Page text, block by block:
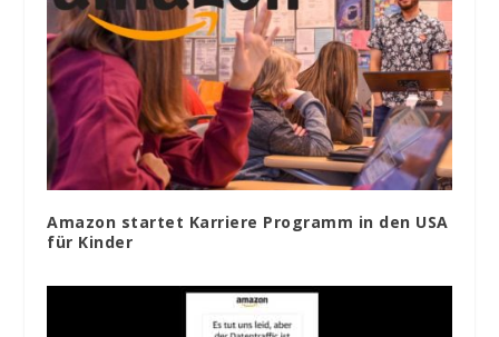
Amazon startet Karriere Programm in den USA
für Kinder